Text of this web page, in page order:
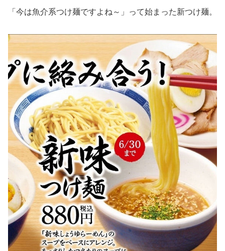
「今は魚介系つけ麺ですよね～」って始まった新つけ麺。